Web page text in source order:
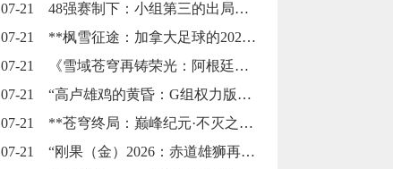
07-21
48强赛制下：小组第三的出局线算法与晋级门槛推演
07-21
**枫雪征途：加拿大足球的2026黎明之战**
07-21
《雪域苍穹再铸荣光：阿根廷三冠史诗》
07-21
“高卢雄鸡的黄昏：G组权力版图的重组与裂变”
07-21
**苍穹终局：巅峰纪元·不灭之冠**
07-21
“刚果（金）2026：赤道雄狮再踏征途”